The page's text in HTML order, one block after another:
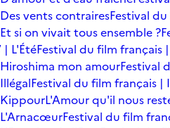
vents contrairesFestival
si on vivait tous ensemble ?
| L'ÉtéFestival du film français
mon amourFestival
Festival du film français |
L'Amour qu'il nous
Festival du film